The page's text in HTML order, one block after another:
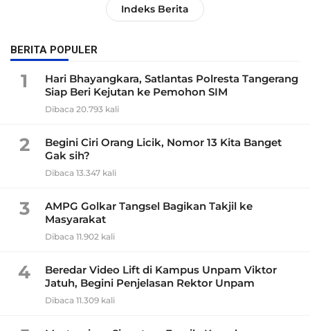
Indeks Berita
BERITA POPULER
1
Hari Bhayangkara, Satlantas Polresta Tangerang
Siap Beri Kejutan ke Pemohon SIM
Dibaca 20.793 kali
2
Begini Ciri Orang Licik, Nomor 13 Kita Banget
Gak sih?
Dibaca 13.347 kali
3
AMPG Golkar Tangsel Bagikan Takjil ke
Masyarakat
Dibaca 11.902 kali
4
Beredar Video Lift di Kampus Unpam Viktor
Jatuh, Begini Penjelasan Rektor Unpam
Dibaca 11.309 kali